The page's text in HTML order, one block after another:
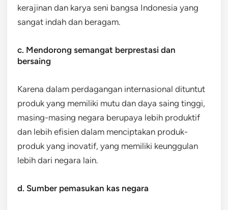
kerajinan dan karya seni bangsa Indonesia yang
sangat indah dan beragam.
c. Mendorong semangat berprestasi dan
bersaing
Karena dalam perdagangan internasional dituntut
produk yang memiliki mutu dan daya saing tinggi,
masing-masing negara berupaya lebih produktif
dan lebih efisien dalam menciptakan produk-
produk yang inovatif, yang memiliki keunggulan
lebih dari negara lain.
d. Sumber pemasukan kas negara